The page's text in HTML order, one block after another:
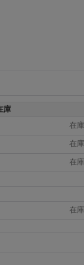
庫
在
在
在
在